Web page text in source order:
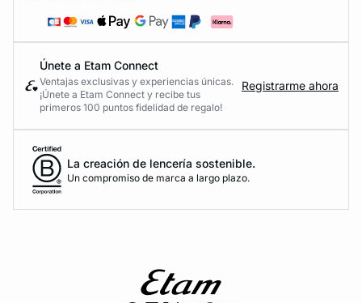
Únete a Etam Connect
Ventajas exclusivas y experiencias únicas.
¡Únete a Etam Connect y recibe tus
primeros 100 puntos fidelidad de regalo!
Registrarme ahora
La creación de lencería sostenible.
Un compromiso de marca a largo plazo.